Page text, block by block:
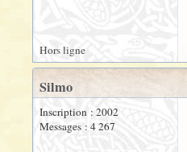
Hors ligne
Silmo
Inscription : 2002
Messages : 4 267